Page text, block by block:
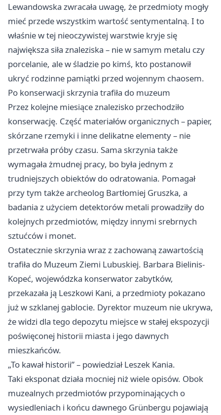
Lewandowska zwracała uwagę, że przedmioty mogły
mieć przede wszystkim wartość sentymentalną. I to
właśnie w tej nieoczywistej warstwie kryje się
największa siła znaleziska – nie w samym metalu czy
porcelanie, ale w śladzie po kimś, kto postanowił
ukryć rodzinne pamiątki przed wojennym chaosem.
Po konserwacji skrzynia trafiła do muzeum
Przez kolejne miesiące znalezisko przechodziło
konserwację. Część materiałów organicznych – papier,
skórzane rzemyki i inne delikatne elementy – nie
przetrwała próby czasu. Sama skrzynia także
wymagała żmudnej pracy, bo była jednym z
trudniejszych obiektów do odratowania. Pomagał
przy tym także archeolog Bartłomiej Gruszka, a
badania z użyciem detektorów metali prowadziły do
kolejnych przedmiotów, między innymi srebrnych
sztućców i monet.
Ostatecznie skrzynia wraz z zachowaną zawartością
trafiła do Muzeum Ziemi Lubuskiej. Barbara Bielinis-
Kopeć, wojewódzka konserwator zabytków,
przekazała ją Leszkowi Kani, a przedmioty pokazano
już w szklanej gablocie. Dyrektor muzeum nie ukrywa,
że widzi dla tego depozytu miejsce w stałej ekspozycji
poświęconej historii miasta i jego dawnych
mieszkańców.
„To kawał historii” – powiedział Leszek Kania.
Taki eksponat działa mocniej niż wiele opisów. Obok
muzealnych przedmiotów przypominających o
wysiedleniach i końcu dawnego Grünbergu pojawiają